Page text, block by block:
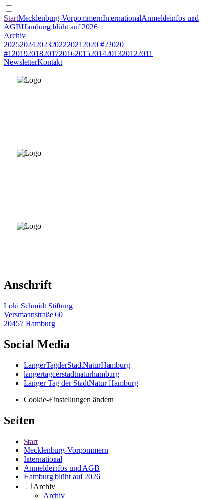
StartMecklenburg-VorpommernInternationalAnmeldeinfos und
AGBHamburg blüht auf 2026
Archiv
20252024202320222021 2020 #22020
#1 201920182017201620152014201320122011
NewsletterKontakt
Anschrift
Loki Schmidt Stiftung
Versmannstraße 60
20457 Hamburg
Social Media
LangerTagderStadtNaturHamburg
langertagderstadtnaturhamburg
Langer Tag der StadtNatur Hamburg
Cookie-Einstellungen ändern
Seiten
Start
Mecklenburg-Vorpommern
International
Anmeldeinfos und AGB
Hamburg blüht auf 2026
Archiv
Archiv